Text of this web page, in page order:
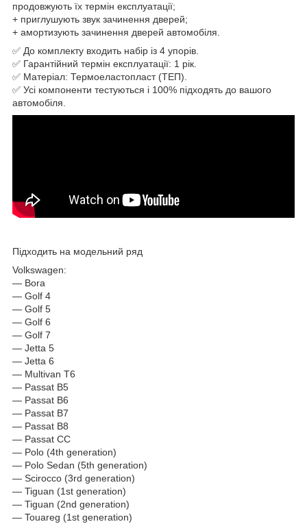
продовжують їх термін експлуатації;
+ приглушують звук зачинення дверей;
+ амортизують зачинення дверей автомобіля.
✅ До комплекту входить набір із 4 упорів.
✅ Гарантійний термін експлуатації: 1 рік.
✅ Матеріал: Термоеластопласт (ТЕП).
✅ Усі компоненти тестуються і 100% підходять до вашого
автомобіля.
Підходить на модельний ряд
Volkswagen:
— Bora
— Golf 4
— Golf 5
— Golf 6
— Golf 7
— Jetta 5
— Jetta 6
— Multivan T6
— Passat B5
— Passat B6
— Passat B7
— Passat B8
— Passat CC
— Polo (4th generation)
— Polo Sedan (5th generation)
— Scirocco (3rd generation)
— Tiguan (1st generation)
— Tiguan (2nd generation)
— Touareg (1st generation)